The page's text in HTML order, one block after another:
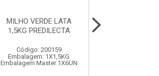
MILHO VERDE LATA
1,5KG PREDILECTA
Código: 200159
Embalagem: 1X1,5KG
Embalagem Master 1X6UN